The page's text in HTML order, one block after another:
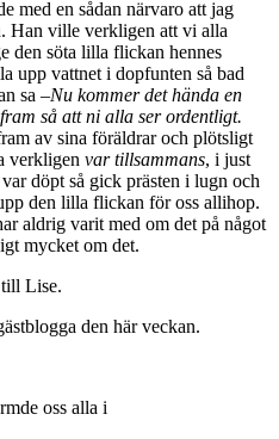
med en sådan närvaro att jag
Han ville verkligen att vi alla
den söta lilla flickan hennes
upp vattnet i dopfunten så bad
sa –Nu kommer det hända en
så att ni alla ser ordentligt.
av sina föräldrar och plötsligt
verkligen var tillsammans, i just
döpt så gick prästen i lugn och
den lilla flickan för oss allihop.
aldrig varit med om det på något
mycket om det.
Lise.
den här veckan.